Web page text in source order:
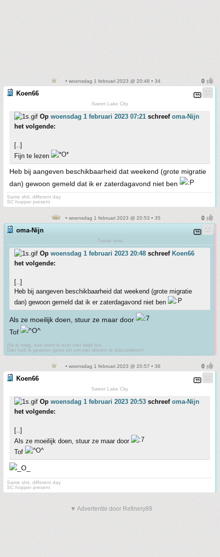
• woensdag 1 februari 2023 @ 20:48 • 34
Koen66
Sweet Lake City
Op woensdag 1 februari 2023 07:21 schreef oma-Nijn
het volgende:
[..]
Fijn te lezen
Heb bij aangeven beschikbaarheid dat weekend (grote migratie
dan) gewoon gemeld dat ik er zaterdagavond niet ben
Same shit, different day
SC hopper present
• woensdag 1 februari 2023 @ 20:53 • 35
oma-Nijn
Trotse oma
Op woensdag 1 februari 2023 20:48 schreef Koen66
het volgende:
[..]
Heb bij aangeven beschikbaarheid dat weekend (grote migratie
dan) gewoon gemeld dat ik er zaterdagavond niet ben
Als ze moeilijk doen, stuur ze maar door
Tof
Als ik zwijg, dan stem ik echt niet altijd toe.
Dan heb ik gewoon geen zin om met idioten te discussiëren!
• woensdag 1 februari 2023 @ 20:57 • 36
Koen66
Sweet Lake City
Op woensdag 1 februari 2023 20:53 schreef oma-Nijn
het volgende:
[..]
Als ze moeilijk doen, stuur ze maar door
Tof
Same shit, different day
SC hopper present
▼ Advertentie door Refinery89